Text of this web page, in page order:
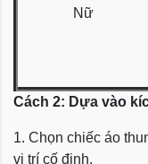
Nữ
Cách 2: Dựa vào
1. Chọn chiếc áo
vị trí cố định.